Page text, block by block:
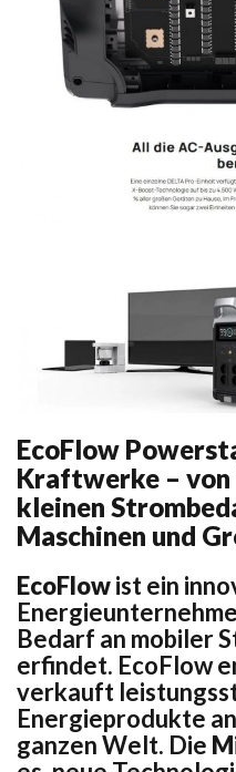
EcoFlow
Kraftwerke – von
kleinen
Maschinen und
EcoFlowist ein
Bedarf an mobiler
erfindet. EcoFlow
verkauft
Energieprodukte
ganzen Welt. Die